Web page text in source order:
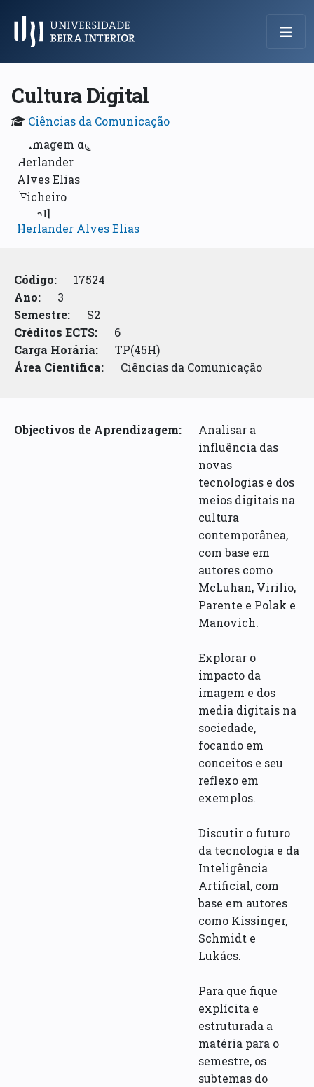
Menu Principal
Cultura Digital
Ciências da Comunicação
Herlander Alves Elias
Código:
17524
Ano:
3
Semestre:
S2
Créditos ECTS:
6
Carga Horária:
TP(45H)
Área Científica:
Ciências da Comunicação
Objectivos de Aprendizagem:
Analisar a
influência das
novas
tecnologias e dos
meios digitais na
cultura
contemporânea,
com base em
autores como
McLuhan, Virilio,
Parente e Polak e
Manovich.
Explorar o
impacto da
imagem e dos
media digitais na
sociedade,
focando em
conceitos e seu
reflexo em
exemplos.
Discutir o futuro
da tecnologia e da
Inteligência
Artificial, com
base em autores
como Kissinger,
Schmidt e
Lukács.
Para que fique
explícita e
estruturada a
matéria para o
semestre, os
subtemas do